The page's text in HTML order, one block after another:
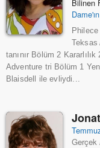
Bilinen
Teksas
tanınır Bölüm 2
Adventure tri Bölüm 1
Blaisdell ile evliydi...
Gerçek